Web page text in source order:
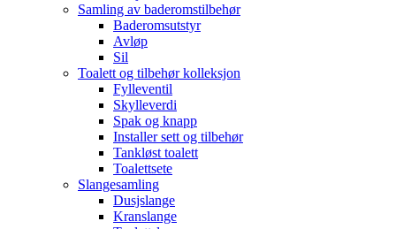
Samling av baderomstilbehør
Baderomsutstyr
Avløp
Sil
Toalett og tilbehør kolleksjon
Fylleventil
Skylleverdi
Spak og knapp
Installer sett og tilbehør
Tankløst toalett
Toalettsete
Slangesamling
Dusjslange
Kranslange